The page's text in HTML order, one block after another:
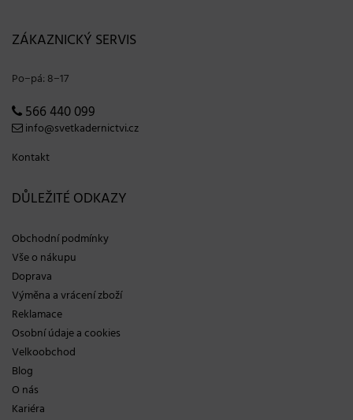
ZÁKAZNICKÝ SERVIS
Po−pá: 8−17
566 440 099
info@svetkadernictvi.cz
Kontakt
DŮLEŽITÉ ODKAZY
Obchodní podmínky
Vše o nákupu
Doprava
Výměna a vrácení zboží
Reklamace
Osobní údaje a cookies
Velkoobchod
Blog
O nás
Kariéra